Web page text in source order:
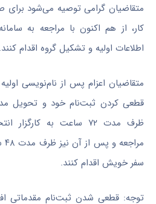
متقاضیان گرامی توصیه می‌شود
کار، از هم اکنون با مراجعه به
اطلاعات اولیه و تشکیل گروه اقدام کنند.
متقاضیان اعزام پس از نام‌نویسی
قطعی کردن ثبت‌نام خود و تحویل
ظرف مدت ۷۲ ساعت به
سفر خویش اقدام کنند.
توجه: قطعی شدن ثبت‌نام مقدماتی